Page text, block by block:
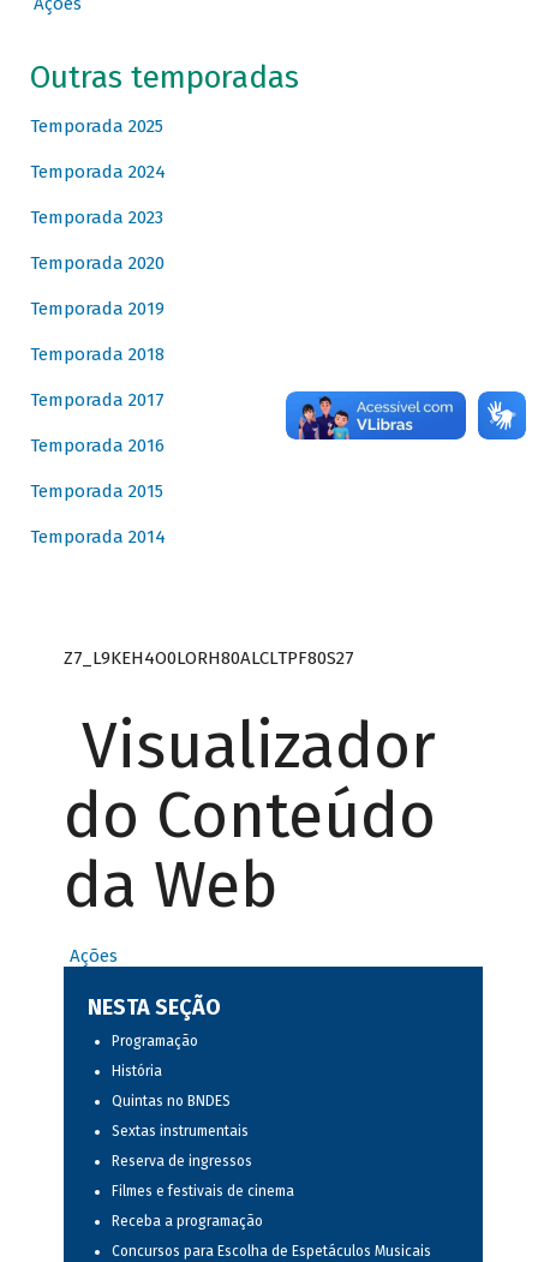
Outras temporadas
Temporada 2025
Temporada 2024
Temporada 2023
Temporada 2020
Temporada 2019
Temporada 2018
Temporada 2017
Temporada 2016
Temporada 2015
Temporada 2014
Z7_L9KEH4O0LORH80ALCLTPF80S27
Visualizador
do Conteúdo
da Web
Ações
NESTA SEÇÃO
Programação
História
Quintas no BNDES
Sextas instrumentais
Reserva de ingressos
Filmes e festivais de cinema
Receba a programação
Concursos para Escolha de Espetáculos Musicais